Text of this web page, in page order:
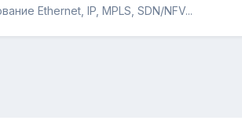
Ethernet, IP, MPLS, SDN/NFV...